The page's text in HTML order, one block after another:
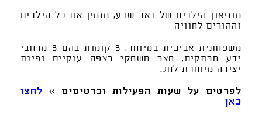
מוזיאון הילדים של באר שבע, מזמין את כל הילדים
וההורים לחוויה
משפחתית אביבית במיוחד, 3 קומות בהם 3 מרחבי
ידע מרתקים, חצר משחקי רצפה ענקיים ופינת
יצירה מיוחדת לחג.
לפרטים על שעות הפעילות וכרטיסים » לחצו
כאן